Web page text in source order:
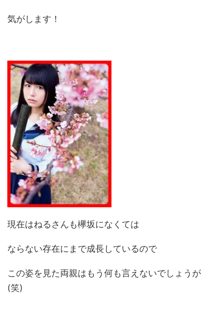
気がします！
現在はねるさんも欅坂になくては
ならない存在にまで成長しているので
この姿を見た両親はもう何も言えないでしょうが
(笑)